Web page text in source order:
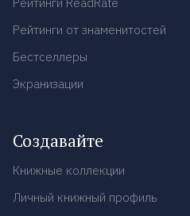
Рейтинги от знаменитостей
Бестселлеры
Экранизации
Создавайте
Книжные коллекции
Личный книжный профиль